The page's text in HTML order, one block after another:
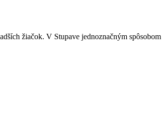
žiačok. V Stupave jednoznačným